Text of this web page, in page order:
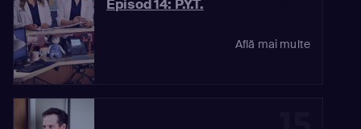
Episod 14: P.Y.T.
Află mai multe